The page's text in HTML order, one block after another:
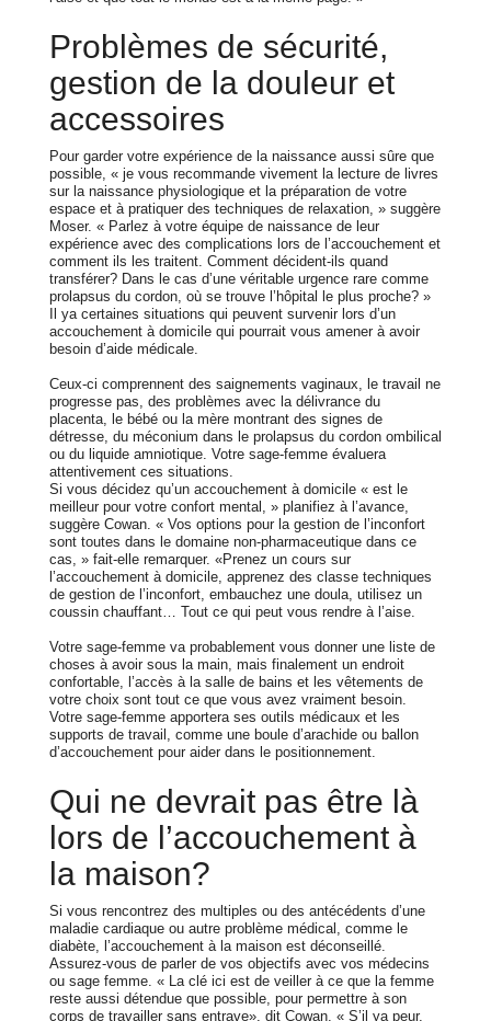
Problèmes de sécurité,
gestion de la douleur et
accessoires
Pour garder votre expérience de la naissance aussi sûre que
possible, « je vous recommande vivement la lecture de livres
sur la naissance physiologique et la préparation de votre
espace et à pratiquer des techniques de relaxation, » suggère
Moser. « Parlez à votre équipe de naissance de leur
expérience avec des complications lors de l’accouchement et
comment ils les traitent. Comment décident-ils quand
transférer? Dans le cas d’une véritable urgence rare comme
prolapsus du cordon, où se trouve l’hôpital le plus proche? »
Il ya certaines situations qui peuvent survenir lors d’un
accouchement à domicile qui pourrait vous amener à avoir
besoin d’aide médicale.
Ceux-ci comprennent des saignements vaginaux, le travail ne
progresse pas, des problèmes avec la délivrance du
placenta, le bébé ou la mère montrant des signes de
détresse, du méconium dans le prolapsus du cordon ombilical
ou du liquide amniotique. Votre sage-femme évaluera
attentivement ces situations.
Si vous décidez qu’un accouchement à domicile « est le
meilleur pour votre confort mental, » planifiez à l’avance,
suggère Cowan. « Vos options pour la gestion de l’inconfort
sont toutes dans le domaine non-pharmaceutique dans ce
cas, » fait-elle remarquer. «Prenez un cours sur
l’accouchement à domicile, apprenez des classe techniques
de gestion de l’inconfort, embauchez une doula, utilisez un
coussin chauffant… Tout ce qui peut vous rendre à l’aise.
Votre sage-femme va probablement vous donner une liste de
choses à avoir sous la main, mais finalement un endroit
confortable, l’accès à la salle de bains et les vêtements de
votre choix sont tout ce que vous avez vraiment besoin.
Votre sage-femme apportera ses outils médicaux et les
supports de travail, comme une boule d’arachide ou ballon
d’accouchement pour aider dans le positionnement.
Qui ne devrait pas être là
lors de l’accouchement à
la maison?
Si vous rencontrez des multiples ou des antécédents d’une
maladie cardiaque ou autre problème médical, comme le
diabète, l’accouchement à la maison est déconseillé.
Assurez-vous de parler de vos objectifs avec vos médecins
ou sage femme. « La clé ici est de veiller à ce que la femme
reste aussi détendue que possible, pour permettre à son
corps de travailler sans entrave», dit Cowan. « S’il ya peur,